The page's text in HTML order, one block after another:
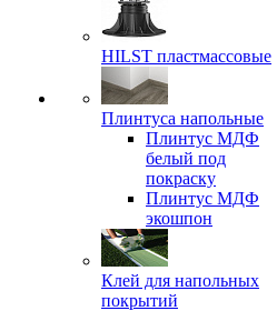
HILST пластмассовые
Плинтуса напольные
Плинтус МДФ
белый под
покраску
Плинтус МДФ
экошпон
Клей для напольных
покрытий